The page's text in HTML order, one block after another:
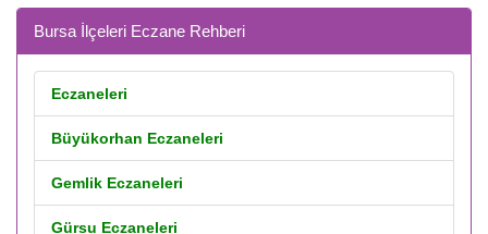
Bursa İlçeleri Eczane Rehberi
Eczaneleri
Büyükorhan Eczaneleri
Gemlik Eczaneleri
Gürsu Eczaneleri